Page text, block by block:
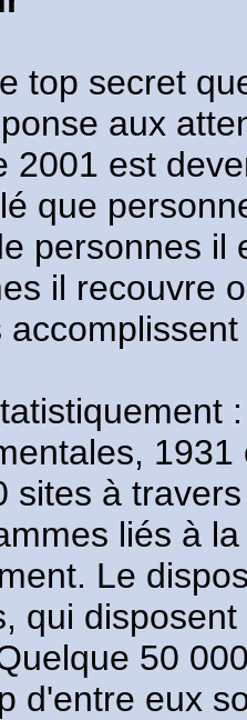
top secret
aux
2001 est
que
personnes il
il recouvre
sites à
liés à
Le
qui
50
d'entre eux